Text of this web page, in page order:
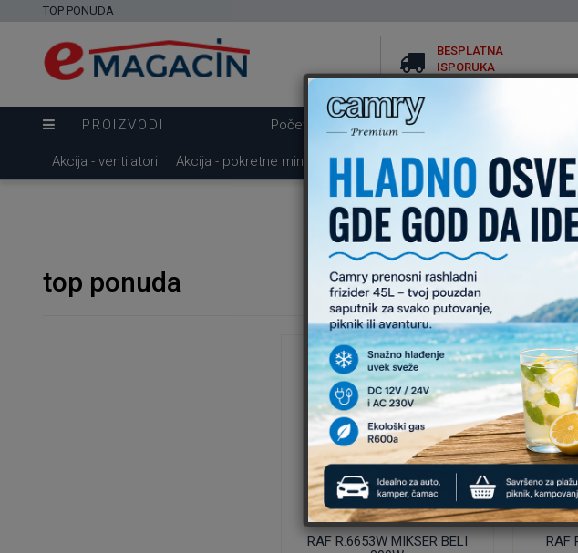
TOP PONUDA
BESPLATNA
ISPORUKA
Za iznose preko 4000
PROIZVODI Početna Brendovi Akcija
Akcija - ventilatori Akcija - pokretne mini klime Dostava porudžbina Kontakt
top ponuda
RAF R.6653W MIKSER BELI
RAF